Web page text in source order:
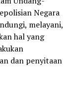
Negara
melayani,
hal yang
dan penyitaan